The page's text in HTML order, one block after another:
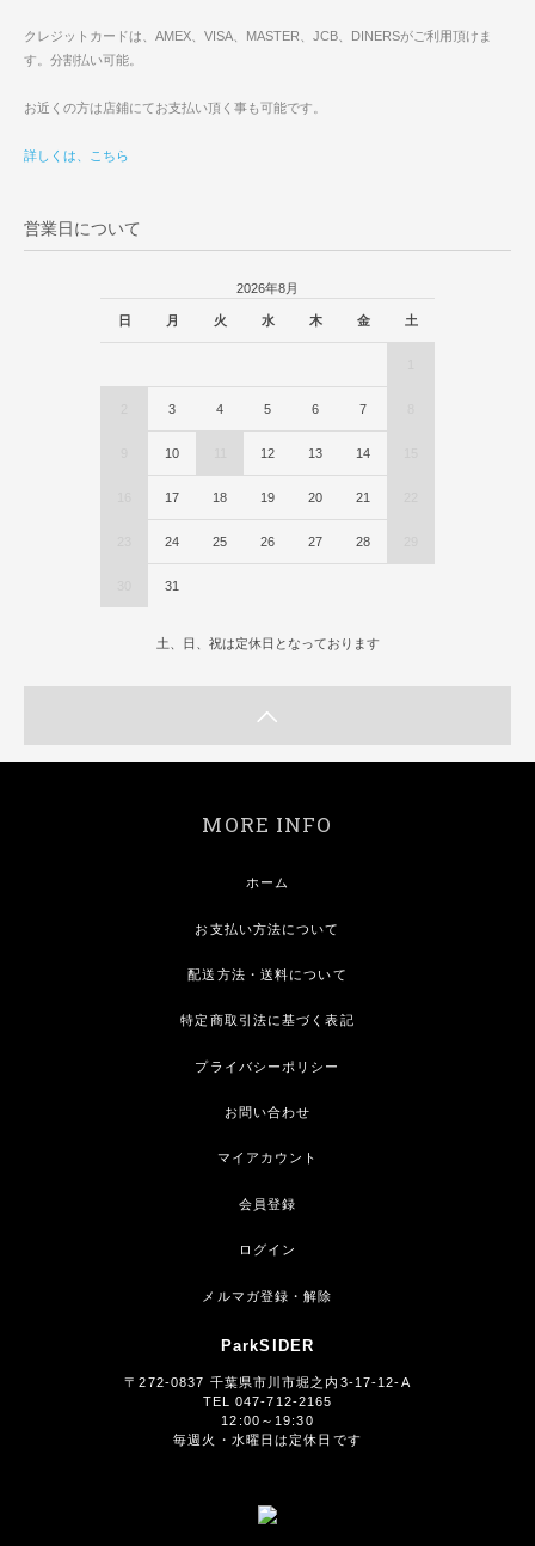
クレジットカードは、AMEX、VISA、MASTER、JCB、DINERSがご利用頂けま
す。分割払い可能。
お近くの方は店鋪にてお支払い頂く事も可能です。
詳しくは、こちら
営業日について
2026年8月
日 月 火 水 木 金 土
3 4 5 6 7
10 12 13 14
17 18 19 20 21
24 25 26 27 28
31
土、日、祝は定休日となっております
MORE INFO
ホーム
お支払い方法について
配送方法・送料について
特定商取引法に基づく表記
プライバシーポリシー
お問い合わせ
マイアカウント
会員登録
ログイン
メルマガ登録・解除
ParkSIDER
〒272-0837 千葉県市川市堀之内3-17-12-A
TEL 047-712-2165
12:00～19:30
毎週火・水曜日は定休日です